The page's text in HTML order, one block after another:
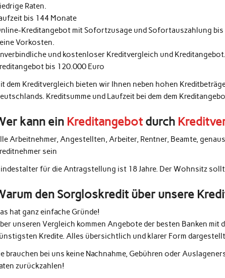
Raten.
bis 144 Monate
Kreditangebot mit Sofortzusage und Sofortauszahlung bis
Vorkosten.
und kostenloser Kreditvergleich und Kreditangebot.
bis 120.000 Euro
dem Kreditvergleich bieten wir Ihnen neben hohen
Kreditsumme und Laufzeit bei dem dem
kann ein Kreditangebot durch
Arbeitnehmer, Angestellten, Arbeiter, Rentner, Beamte,
sein
für die Antragstellung ist 18 Jahre. Der Wohnsitz
den Sorgloskredit über unsere
hat ganz einfache Gründe!
unseren Vergleich kommen Angebote der besten Banken
Kredite. Alles übersichtlich und klarer Form
brauchen bei uns keine Nachnahme, Gebühren oder
zurückzahlen!